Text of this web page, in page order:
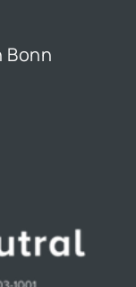
Bonn